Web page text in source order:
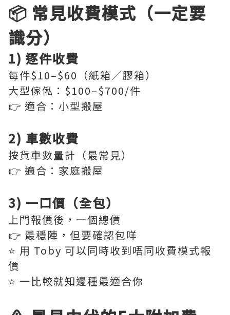
📦 常見收費模式（一定要
識分）
1) 逐件收費
每件$10–$60（紙箱／膠箱）
大型傢俬：$100–$700/件
👉 適合：小型搬屋
2) 車數收費
按貨車數量計（最常見）
👉 適合：家庭搬屋
3) 一口價（全包）
上門報價後，一個總價
👉 最穩陣，但要確認包咩
⭐️ 用 Toby 可以同時收到唔同收費模式報
價
⭐️ 一比較就知邊種最適合你